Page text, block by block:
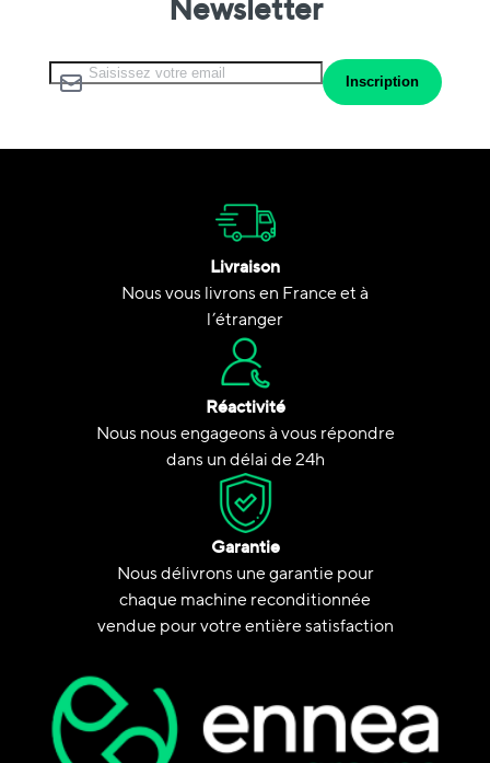
Newsletter
Inscription à notre lettre d’information :
Inscription
Livraison
Nous vous livrons en France et à
l’étranger
Réactivité
Nous nous engageons à vous répondre
dans un délai de 24h
Garantie
Nous délivrons une garantie pour
chaque machine reconditionnée
vendue pour votre entière satisfaction